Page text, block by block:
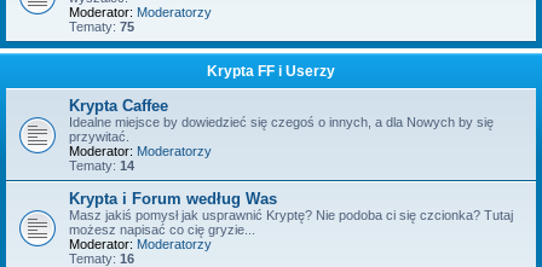
Moderator: Moderatorzy
Tematy: 75
Krypta FF i Userzy
Krypta Caffee
Idealne miejsce by dowiedzieć się czegoś o innych, a dla Nowych by się
przywitać.
Moderator: Moderatorzy
Tematy: 14
Krypta i Forum według Was
Masz jakiś pomysł jak usprawnić Kryptę? Nie podoba ci się czcionka? Tutaj
możesz napisać co cię gryzie...
Moderator: Moderatorzy
Tematy: 16